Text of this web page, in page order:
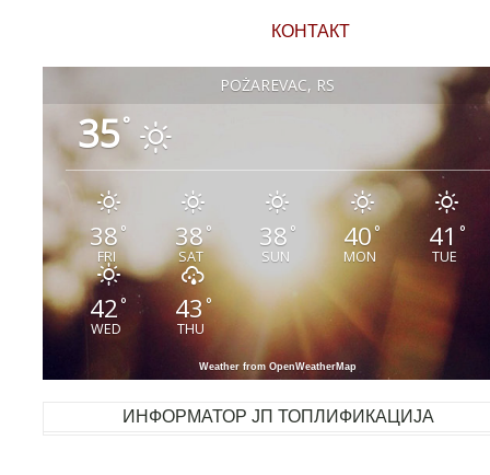
КОНТАКТ
POŽAREVAC, RS
35°
38°
FRI
38°
SAT
38 °
SUN
40°
MON
41 °
TUE
42°
WED
43°
THU
Weather from OpenWeatherMap
ИНФОРМАТОР ЈП ТОПЛИФИКАЦИЈА